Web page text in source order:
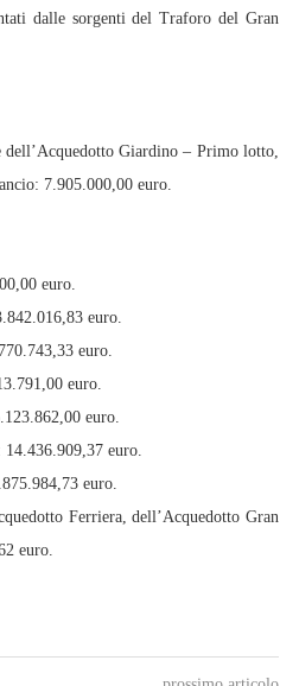
dalle sorgenti del Traforo del Gran
Giardino – Primo lotto,
7.905.000,00 euro.
euro.
euro.
euro.
euro.
euro.
euro.
euro.
Ferriera, dell’Acquedotto Gran
euro.